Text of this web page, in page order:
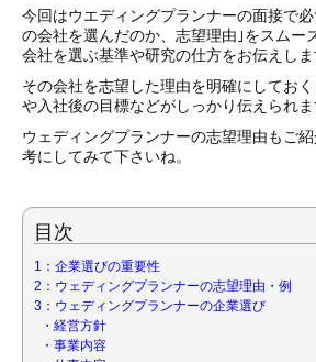
今回はウエディングプランナーの面接で
の会社を選んだのか、志望理由｣をスムー
会社を選ぶ基準や研究の仕方をお伝えしま
その会社を志望した理由を明確にしてお
や入社後の目標などがしっかり伝えられま
ウェディングプランナーの志望理由もご
考にしてみて下さいね。
目次
1：企業選びの重要性
2：ウェディングプランナーの志望理由・例
3：ウェディングプランナーの企業選び
・経営方針
・事業内容